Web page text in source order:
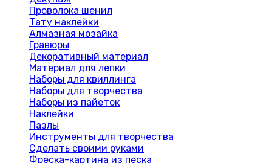
Проволока шенил
Тату наклейки
Алмазная мозайка
Гравюры
Декоративный материал
Материал для лепки
Наборы для квиллинга
Наборы для творчества
Наборы из пайеток
Наклейки
Пазлы
Инструменты для творчества
Сделать своими руками
Фреска-картина из песка